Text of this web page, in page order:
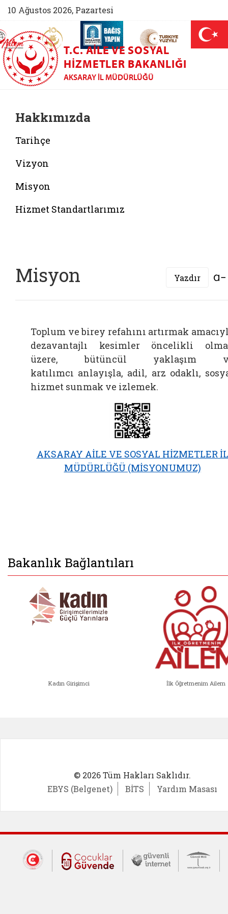
10 Ağustos 2026, Pazartesi
(yeni sekmede açılır)
AİLEM İletişim Merkezi (yeni sekmede açılır)
Aile ve Nüfus On Yılı (yeni sekmede açılır)
Darülaceze bağış sayfası (yeni
T.C. AILE VE SOSYAL
HIZMETLER BAKANLIĞI
AKSARAY İL MÜDÜRLÜĞÜ
Hakkımızda
Tarihçe
Vizyon
Misyon
Hizmet Standartlarımız
Misyon Yazdır
Toplum ve birey refahını artırmak
dezavantajlı kesimler öncelikli
üzere, bütüncül yaklaşım
katılımcı anlayışla, adil, arz odaklı,
hizmet sunmak ve izlemek.
AKSARAY AİLE VE SOSYAL HİZMETLER İL
MÜDÜRLÜĞÜ (MİSYONUMUZ)
Bakanlık Bağlantıları
Kadın Girişimci İlk Öğretmenim Ailem
© 2026 Tüm Hakları Saklıdır.
EBYS (Belgenet)
BİTS Yardım Masası
Dış Bağlantılar
Cumhurbaşkanlığı İletişim Merkezi
Çocuklar Güvende (yeni
Güvenli